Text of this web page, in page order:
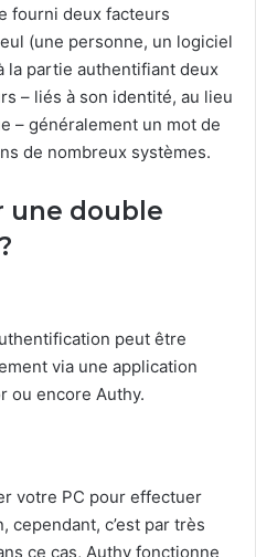
fourni deux facteurs
(une personne, un logiciel
la partie authentifiant deux
– liés à son identité, au lieu
– généralement un mot de
de nombreux systèmes.
une double
peut être
via une application
ou encore Authy.
votre PC pour effectuer
c’est par très
ce cas, Authy fonctionne